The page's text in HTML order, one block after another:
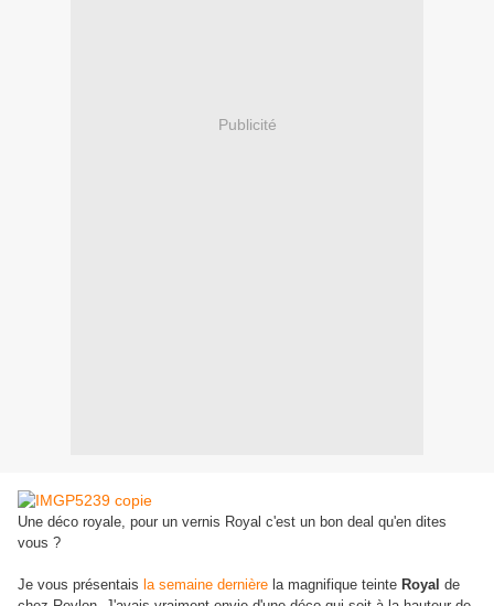
Publicité
Une déco royale, pour un vernis Royal c'est un bon deal qu'en dites
vous ?
Je vous présentais la semaine dernière la magnifique teinte Royal de